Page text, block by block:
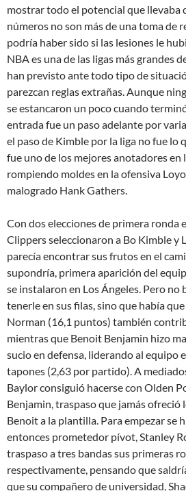
mostrar todo el potencial que llevaba
números no son más de una toma de
podría haber sido si las lesiones le
NBA es una de las ligas más grandes
han previsto ante todo tipo de
parezcan reglas extrañas. Aunque
se estancaron un poco cuando
entrada fue un paso adelante por
el paso de Kimble por la liga no fue lo
fue uno de los mejores anotadores en
rompiendo moldes en la ofensiva
malogrado Hank Gathers.
Con dos elecciones de primera ronda
Clippers seleccionaron a Bo Kimble y
parecía encontrar sus frutos en el
supondría, primera aparición del
se instalaron en Los Ángeles. Pero no
tenerle en sus filas, sino que había
Norman (16,1 puntos) también
mientras que Benoit Benjamin hizo
sucio en defensa, liderando al equipo
tapones (2,63 por partido). A
Baylor consiguió hacerse con Olden
Benjamin, traspaso que jamás
Benoit a la plantilla. Para empezar se
entonces prometedor pívot, Stanley
traspaso a tres bandas sus primeras
respectivamente, pensando que
que su compañero de universidad,